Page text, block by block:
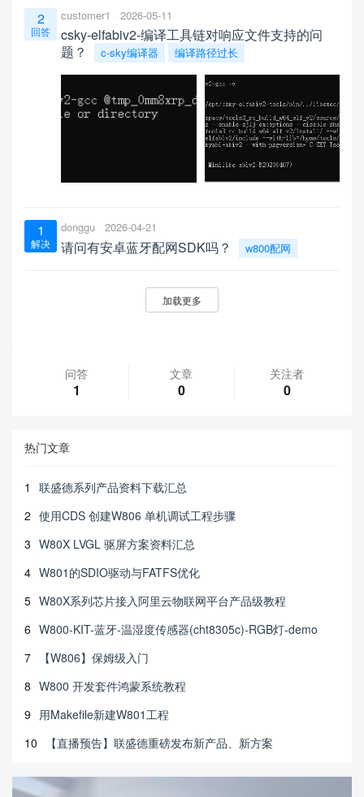
2
回答
customer1 2026-05-11
csky-elfabiv2-编译工具链对响应文件支持的问
题？
c-sky编译器 编译路径过长
1
解决
donggu 2026-04-21
请问有安卓蓝牙配网SDK吗？ w800配网
加载更多
问答
1
文章
0
关注者
0
热门文章
1
联盛德系列产品资料下载汇总
2 使用CDS 创建W806 单机调试工程步骤
3 W80X LVGL 驱屏方案资料汇总
4 W801的SDIO驱动与FATFS优化
5 W80X系列芯片接入阿里云物联网平台产品级教程
6 W800-KIT-蓝牙-温湿度传感器(cht8305c)-RGB灯-demo
7
【W806】保姆级入门
8 W800 开发套件鸿蒙系统教程
9
用Makefile新建W801工程
10
【直播预告】联盛德重磅发布新产品、新方案